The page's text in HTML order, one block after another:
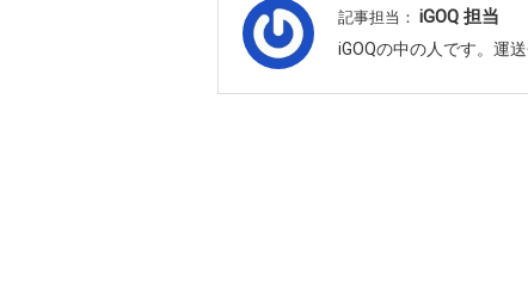
記事担当： iGOQ 担当
iGOQの中の人です。運